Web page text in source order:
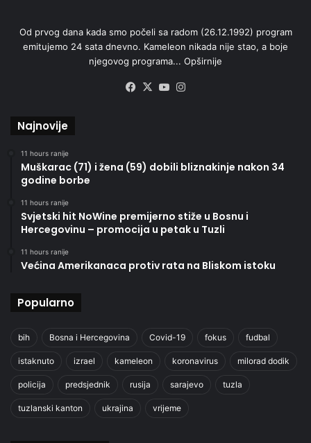
Od prvog dana kada smo počeli sa radom (26.12.1992) program
emitujemo 24 sata dnevno. Kameleon nikada nije stao, a boje
njegovog programa... Opširnije
Facebook
X YouTube
Najnovije
11 hours ranije
Muškarac (71) i žena (59) dobili bliznakinje nakon 34
godine borbe
11 hours ranije
Svjetski hit NoWine premijerno stiže u Bosnu i
Hercegovinu – promocija u petak u Tuzli
11 hours ranije
Većina Amerikanaca protiv rata na Bliskom istoku
Popularno
bih Bosna i Hercegovina Covid-19 fokus fudbal
istaknuto izrael kameleon koronavirus milorad dodik
policija predsjednik rusija sarajevo tuzla
tuzlanski kanton ukrajina vrijeme